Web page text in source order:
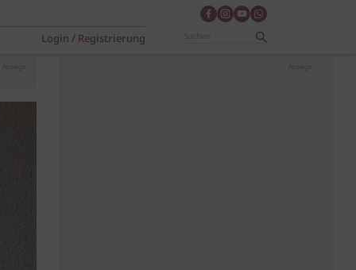
Login / Registrierung
Anzeige Anzeige